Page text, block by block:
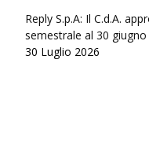
Reply S.p.A: Il C.d.A.
semestrale al 30 giugno
30 Luglio 2026